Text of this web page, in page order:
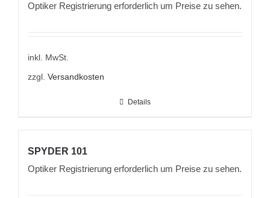
Optiker Registrierung erforderlich um Preise zu sehen.
inkl. MwSt.
zzgl. Versandkosten
Details
SPYDER 101
Optiker Registrierung erforderlich um Preise zu sehen.